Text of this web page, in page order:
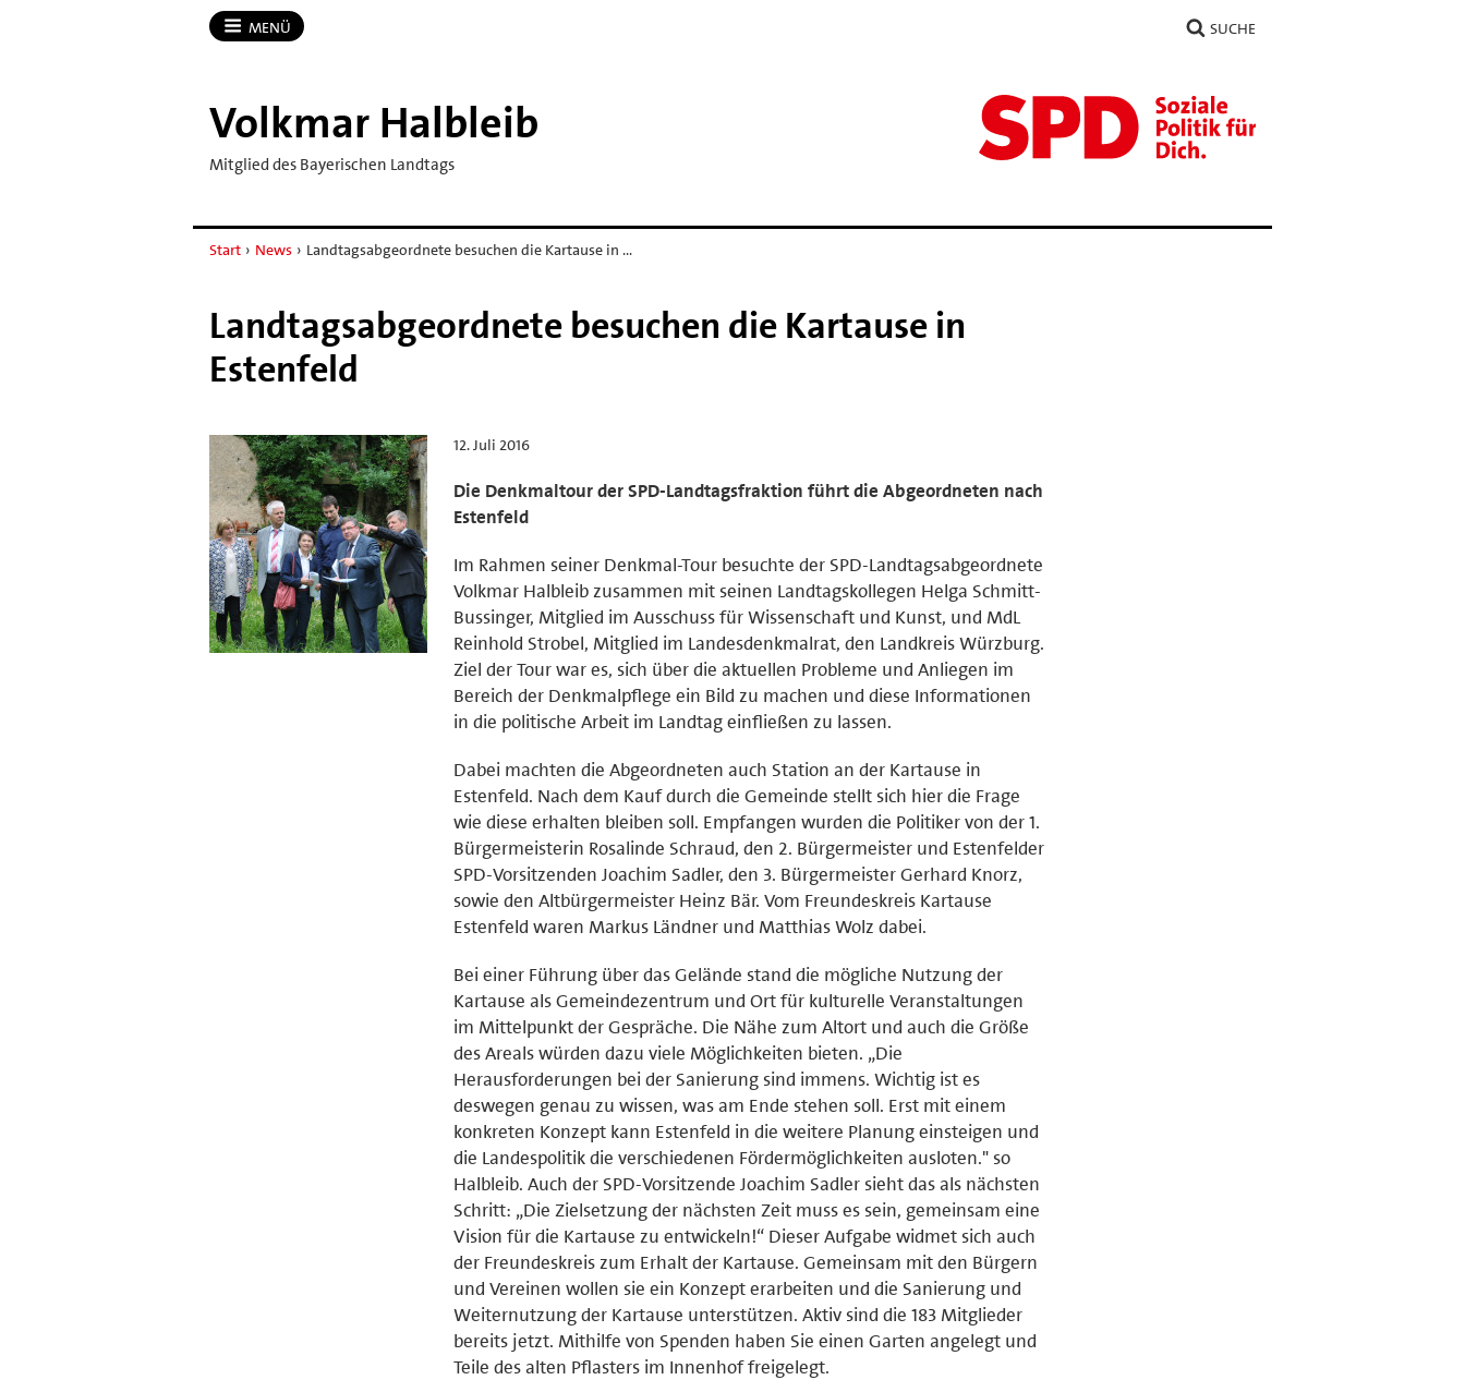
MENÜ SUCHE
Volkmar Halbleib
Mitglied des Bayerischen Landtags
Start › News › Landtagsabgeordnete besuchen die Kartause in …
Landtagsabgeordnete besuchen die Kartause in
Estenfeld
12. Juli 2016
Die Denkmaltour der SPD-Landtagsfraktion führt die Abgeordneten nach
Estenfeld
Im Rahmen seiner Denkmal-Tour besuchte der SPD-Landtagsabgeordnete
Volkmar Halbleib zusammen mit seinen Landtagskollegen Helga Schmitt-
Bussinger, Mitglied im Ausschuss für Wissenschaft und Kunst, und MdL
Reinhold Strobel, Mitglied im Landesdenkmalrat, den Landkreis Würzburg.
Ziel der Tour war es, sich über die aktuellen Probleme und Anliegen im
Bereich der Denkmalpflege ein Bild zu machen und diese Informationen
in die politische Arbeit im Landtag einfließen zu lassen.
Dabei machten die Abgeordneten auch Station an der Kartause in
Estenfeld. Nach dem Kauf durch die Gemeinde stellt sich hier die Frage
wie diese erhalten bleiben soll. Empfangen wurden die Politiker von der 1.
Bürgermeisterin Rosalinde Schraud, den 2. Bürgermeister und Estenfelder
SPD-Vorsitzenden Joachim Sadler, den 3. Bürgermeister Gerhard Knorz,
sowie den Altbürgermeister Heinz Bär. Vom Freundeskreis Kartause
Estenfeld waren Markus Ländner und Matthias Wolz dabei.
Bei einer Führung über das Gelände stand die mögliche Nutzung der
Kartause als Gemeindezentrum und Ort für kulturelle Veranstaltungen
im Mittelpunkt der Gespräche. Die Nähe zum Altort und auch die Größe
des Areals würden dazu viele Möglichkeiten bieten. „Die
Herausforderungen bei der Sanierung sind immens. Wichtig ist es
deswegen genau zu wissen, was am Ende stehen soll. Erst mit einem
konkreten Konzept kann Estenfeld in die weitere Planung einsteigen und
die Landespolitik die verschiedenen Fördermöglichkeiten ausloten." so
Halbleib. Auch der SPD-Vorsitzende Joachim Sadler sieht das als nächsten
Schritt: „Die Zielsetzung der nächsten Zeit muss es sein, gemeinsam eine
Vision für die Kartause zu entwickeln!“ Dieser Aufgabe widmet sich auch
der Freundeskreis zum Erhalt der Kartause. Gemeinsam mit den Bürgern
und Vereinen wollen sie ein Konzept erarbeiten und die Sanierung und
Weiternutzung der Kartause unterstützen. Aktiv sind die 183 Mitglieder
bereits jetzt. Mithilfe von Spenden haben Sie einen Garten angelegt und
Teile des alten Pflasters im Innenhof freigelegt.